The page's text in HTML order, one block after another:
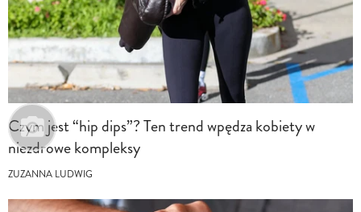
Czym jest “hip dips”? Ten trend wpędza kobiety w
niezdrowe kompleksy
ZUZANNA LUDWIG